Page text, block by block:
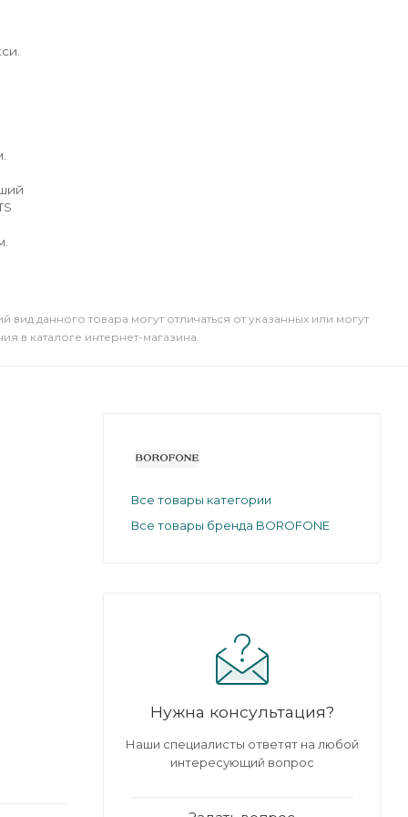
вид данного товара могут отличаться от указанных или могут
в каталоге интернет-магазина.
Все товары категории
Все товары бренда BOROFONE
Нужна консультация?
Наши специалисты ответят на любой
интересующий вопрос